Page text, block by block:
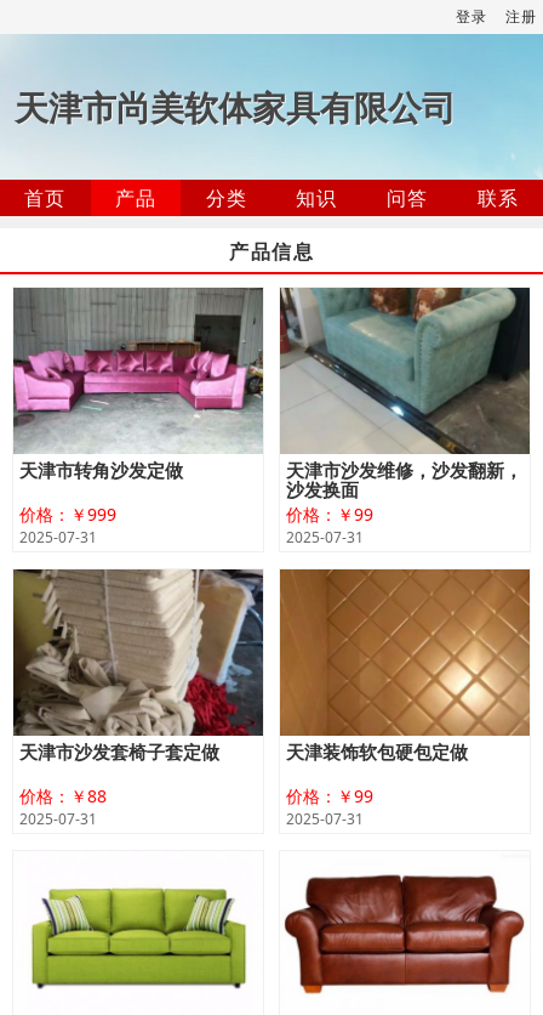
登录 注册
天津市尚美软体家具有限公司
首页 产品 分类 知识 问答
联系
产品信息
天津市转角沙发定做
价格：￥999
2025-07-31
天津市沙发维修，沙发翻新，
沙发换面
价格：￥99
2025-07-31
天津市沙发套椅子套定做
价格：￥88
2025-07-31
天津装饰软包硬包定做
价格：￥99
2025-07-31